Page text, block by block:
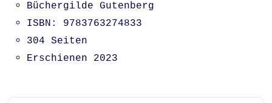
Büchergilde Gutenberg
ISBN: 9783763274833
304 Seiten
Erschienen 2023